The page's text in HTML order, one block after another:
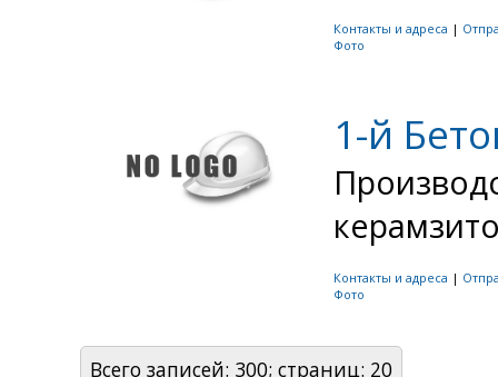
Контакты и адреса |
Фото
1-й
Контакты и адреса |
Фото
Всего записей: 300; страниц: 20